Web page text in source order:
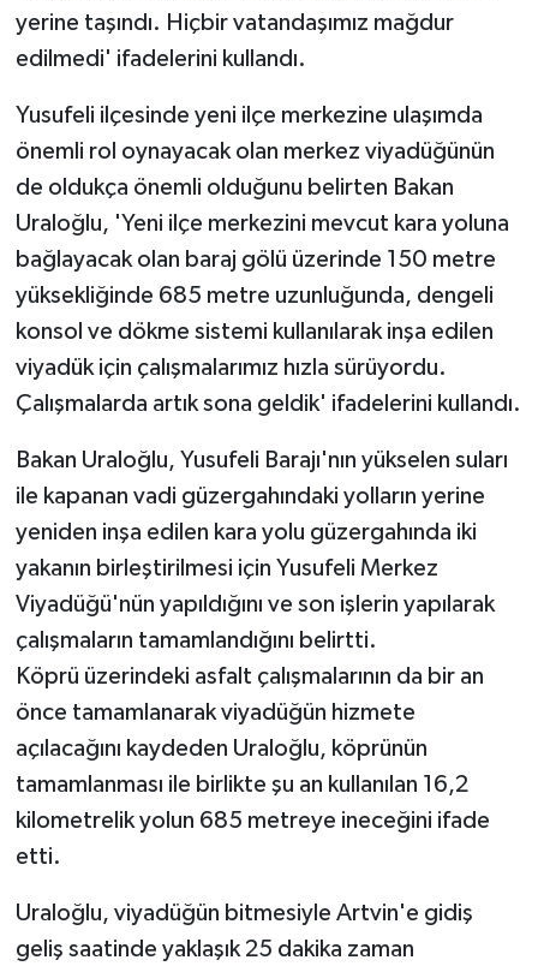
yerine taşındı. Hiçbir vatandaşımız mağdur
edilmedi' ifadelerini kullandı.
Yusufeli ilçesinde yeni ilçe merkezine ulaşımda
önemli rol oynayacak olan merkez viyadüğünün
de oldukça önemli olduğunu belirten Bakan
Uraloğlu, 'Yeni ilçe merkezini mevcut kara yoluna
bağlayacak olan baraj gölü üzerinde 150 metre
yüksekliğinde 685 metre uzunluğunda, dengeli
konsol ve dökme sistemi kullanılarak inşa edilen
viyadük için çalışmalarımız hızla sürüyordu.
Çalışmalarda artık sona geldik' ifadelerini kullandı.
Bakan Uraloğlu, Yusufeli Barajı'nın yükselen suları
ile kapanan vadi güzergahındaki yolların yerine
yeniden inşa edilen kara yolu güzergahında iki
yakanın birleştirilmesi için Yusufeli Merkez
Viyadüğü'nün yapıldığını ve son işlerin yapılarak
çalışmaların tamamlandığını belirtti.
Köprü üzerindeki asfalt çalışmalarının da bir an
önce tamamlanarak viyadüğün hizmete
açılacağını kaydeden Uraloğlu, köprünün
tamamlanması ile birlikte şu an kullanılan 16,2
kilometrelik yolun 685 metreye ineceğini ifade
etti.
Uraloğlu, viyadüğün bitmesiyle Artvin'e gidiş
geliş saatinde yaklaşık 25 dakika zaman